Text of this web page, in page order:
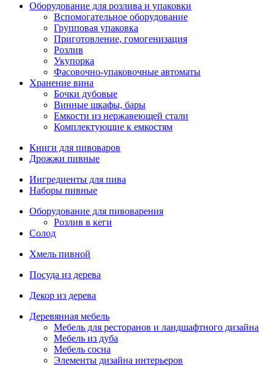
Оборудование для розлива и упаковки
Вспомогательное оборудование
Групповая упаковка
Приготовление, гомогенизация
Розлив
Укупорка
Фасовочно-упаковочные автоматы
Хранение вина
Бочки дубовые
Винные шкафы, бары
Емкости из нержавеющей стали
Комплектующие к емкостям
Книги для пивоваров
Дрожжи пивные
Ингредиенты для пива
Наборы пивные
Оборудование для пивоварения
Розлив в кеги
Солод
Хмель пивной
Посуда из дерева
Декор из дерева
Деревянная мебель
Мебель для ресторанов и ландшафтного дизайна
Мебель из дуба
Мебель сосна
Элементы дизайна интерьеров